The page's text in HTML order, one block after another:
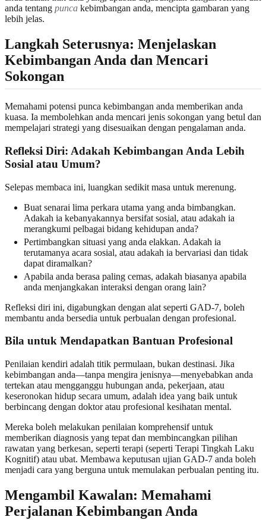
anda tentang punca kebimbangan anda, mencipta gambaran yang
lebih jelas.
Langkah Seterusnya: Menjelaskan
Kebimbangan Anda dan Mencari
Sokongan
Memahami potensi punca kebimbangan anda memberikan anda
kuasa. Ia membolehkan anda mencari jenis sokongan yang betul dan
mempelajari strategi yang disesuaikan dengan pengalaman anda.
Refleksi Diri: Adakah Kebimbangan Anda Lebih
Sosial atau Umum?
Selepas membaca ini, luangkan sedikit masa untuk merenung.
Buat senarai lima perkara utama yang anda bimbangkan.
Adakah ia kebanyakannya bersifat sosial, atau adakah ia
merangkumi pelbagai bidang kehidupan anda?
Pertimbangkan situasi yang anda elakkan. Adakah ia
terutamanya acara sosial, atau adakah ia bervariasi dan tidak
dapat diramalkan?
Apabila anda berasa paling cemas, adakah biasanya apabila
anda menjangkakan interaksi dengan orang lain?
Refleksi diri ini, digabungkan dengan alat seperti GAD-7, boleh
membantu anda bersedia untuk perbualan dengan profesional.
Bila untuk Mendapatkan Bantuan Profesional
Penilaian kendiri adalah titik permulaan, bukan destinasi. Jika
kebimbangan anda—tanpa mengira jenisnya—menyebabkan anda
tertekan atau mengganggu hubungan anda, pekerjaan, atau
keseronokan hidup secara umum, adalah idea yang baik untuk
berbincang dengan doktor atau profesional kesihatan mental.
Mereka boleh melakukan penilaian komprehensif untuk
memberikan diagnosis yang tepat dan membincangkan pilihan
rawatan yang berkesan, seperti terapi (seperti Terapi Tingkah Laku
Kognitif) atau ubat. Membawa keputusan ujian GAD-7 anda boleh
menjadi cara yang berguna untuk memulakan perbualan penting itu.
Mengambil Kawalan: Memahami
Perjalanan Kebimbangan Anda